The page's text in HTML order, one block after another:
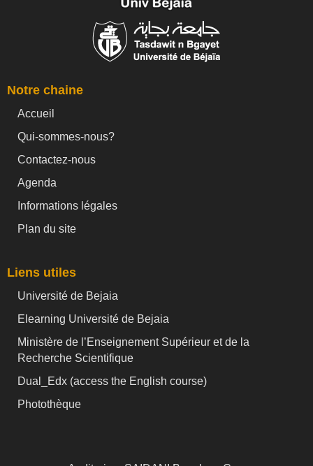
Notre chaine
Accueil
Qui-sommes-nous?
Contactez-nous
Agenda
Informations légales
Plan du site
Liens utiles
Université de Bejaia
Elearning Université de Bejaia
Ministère de l’Enseignement Supérieur et de la
Recherche Scientifique
Dual_Edx (access the English course)
Photothèque